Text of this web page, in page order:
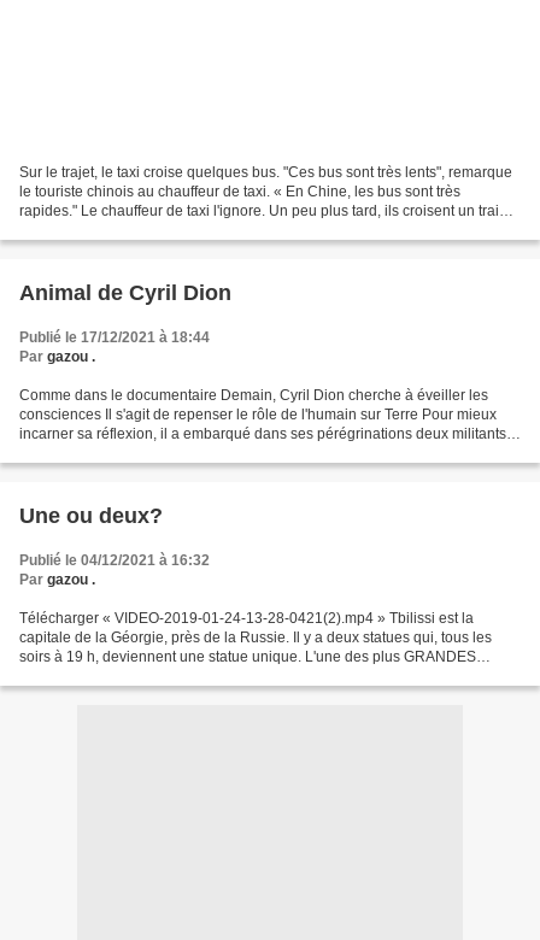
Sur le trajet, le taxi croise quelques bus. "Ces bus sont très lents", remarque
le touriste chinois au chauffeur de taxi. « En Chine, les bus sont très
rapides." Le chauffeur de taxi l'ignore. Un peu plus tard, ils croisent un train
Animal de Cyril Dion
Publié le 17/12/2021 à 18:44
Par gazou .
Comme dans le documentaire Demain, Cyril Dion cherche à éveiller les
consciences Il s'agit de repenser le rôle de l'humain sur Terre Pour mieux
incarner sa réflexion, il a embarqué dans ses pérégrinations deux militants
Une ou deux?
Publié le 04/12/2021 à 16:32
Par gazou .
Télécharger « VIDEO-2019-01-24-13-28-0421(2).mp4 » Tbilissi est la
capitale de la Géorgie, près de la Russie. Il y a deux statues qui, tous les
soirs à 19 h, deviennent une statue unique. L'une des plus GRANDES